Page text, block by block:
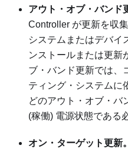
アウト・オブ・バンド
Controller が更新を収
システムまたはデバイ
ンストールまたは更新
ブ・バンド更新では、
ティング・システムに
どのアウト・オブ・バ
(稼働) 電源状態である
オン・ターゲット更新。